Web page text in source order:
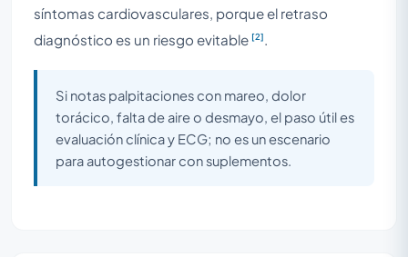
síntomas cardiovasculares, porque el retraso
diagnóstico es un riesgo evitable [2]
Si notas palpitaciones con mareo, dolor
torácico, falta de aire o desmayo, el paso útil es
evaluación clínica y ECG; no es un escenario
para autogestionar con suplementos.